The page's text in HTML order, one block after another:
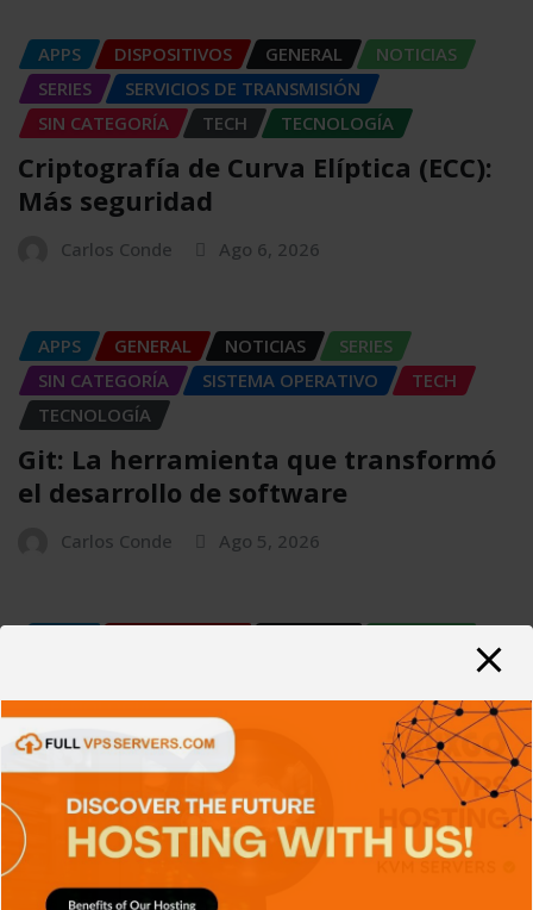
APPS DISPOSITIVOS GENERAL
NOTICIAS
SERIES
SERVICIOS DE TRANSMISIÓN
SIN CATEGORÍA
TECH TECNOLOGÍA
Criptografía de Curva Elíptica (ECC):
Más seguridad
Carlos Conde Ago 6, 2026
APPS GENERAL NOTICIAS
SERIES
SIN CATEGORÍA
SISTEMA OPERATIVO
TECH
TECNOLOGÍA
Git: La herramienta que transformó
el desarrollo de software
Carlos Conde Ago 5, 2026
TECNOLOGÍA
SIEM: El sistema que convierte miles
de registros en información
Carlos Conde Ago 4, 2026